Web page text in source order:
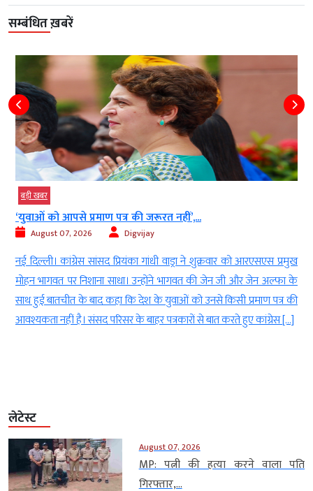
सम्बंधित ख़बरें
बड़ी खबर
‘युवाओं को आपसे प्रमाण पत्र की जरूरत नहीं’,...
August 07, 2026 Digvijay
नई दिल्ली। कांग्रेस सांसद प्रियंका गांधी वाड्रा ने शुक्रवार को आरएसएस प्रमुख
मोहन भागवत पर निशाना साधा। उन्होंने भागवत की जेन जी और जेन अल्फा के
साथ हुई बातचीत के बाद कहा कि देश के युवाओं को उनसे किसी प्रमाण पत्र की
आवश्यकता नहीं है। संसद परिसर के बाहर पत्रकारों से बात करते हुए कांग्रेस […]
लेटेस्ट
August 07, 2026
MP: पत्नी की हत्या करने वाला पति
गिरफ्तार,...